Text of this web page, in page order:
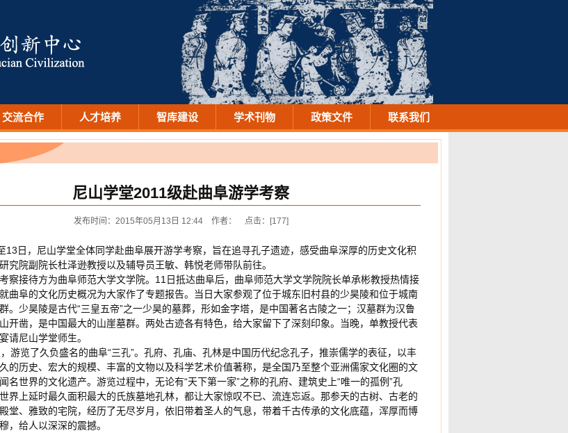
交流合作 人才培养 智库建设 学术刊物 政策文件 联系我们
尼山学堂2011级赴曲阜游学考察
发布时间：2015年05月13日 12:44 作者： 点击：[177]
13日，尼山学堂全体同学赴曲阜展开游学考察，旨在追寻孔子遗迹，感受曲阜深厚的历史文化积
究院副院长杜泽逊教授以及辅导员王敏、韩悦老师带队前往。
察接待方为曲阜师范大学文学院。11日抵达曲阜后，曲阜师范大学文学院院长单承彬教授热情接
曲阜的文化历史概况为大家作了专题报告。当日大家参观了位于城东旧村县的少昊陵和位于城南
。少昊陵是古代“三皇五帝”之一少昊的墓葬，形如金字塔，是中国著名古陵之一；汉墓群为汉鲁
开凿，是中国最大的山崖墓群。两处古迹各有特色，给大家留下了深刻印象。当晚，单教授代表
请尼山学堂师生。
游览了久负盛名的曲阜“三孔”。孔府、孔庙、孔林是中国历代纪念孔子，推崇儒学的表征，以丰
的历史、宏大的规模、丰富的文物以及科学艺术价值著称，是全国乃至整个亚洲儒家文化圈的文
名世界的文化遗产。游览过程中，无论有“天下第一家”之称的孔府、建筑史上“唯一的孤例”孔
界上延时最久面积最大的氏族墓地孔林，都让大家惊叹不已、流连忘返。那参天的古树、古老的
堂、雅致的宅院，经历了无尽岁月，依旧带着圣人的气息，带着千古传承的文化底蕴，浑厚而博
，给人以深深的震撼。